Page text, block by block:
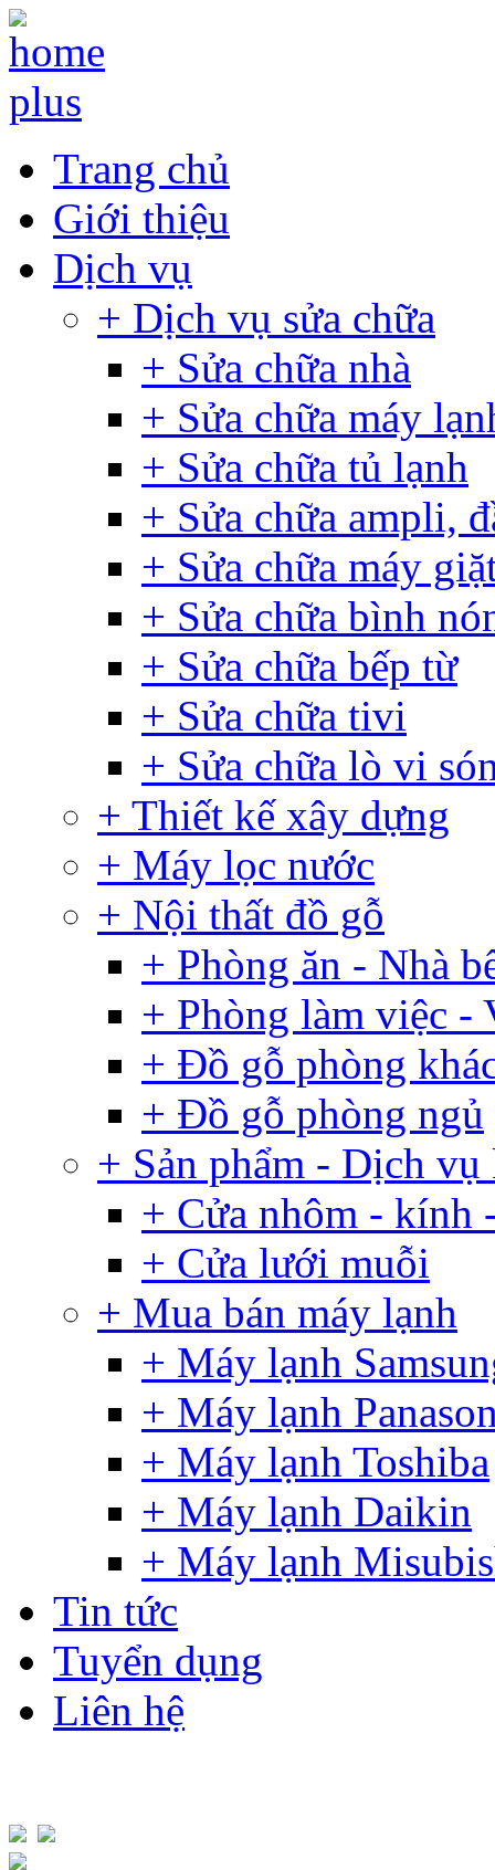
Trang chủ
Giới thiệu
Dịch vụ
+ Dịch vụ sửa chữa
+ Sửa chữa nhà
+ Sửa chữa máy
+ Sửa chữa tủ lạnh
+ Sửa chữa ampli,
+ Sửa chữa máy
+ Sửa chữa bình
+ Sửa chữa bếp từ
+ Sửa chữa tivi
+ Sửa chữa lò vi
+ Thiết kế xây dựng
+ Máy lọc nước
+ Nội thất đồ gỗ
+ Phòng ăn - Nhà
+ Phòng làm việc -
+ Đồ gỗ phòng
+ Đồ gỗ phòng ngủ
+ Sản phẩm - Dịch vụ
+ Cửa nhôm - kính
+ Cửa lưới muỗi
+ Mua bán máy lạnh
+ Máy lạnh
+ Máy lạnh
+ Máy lạnh Toshiba
+ Máy lạnh Daikin
+ Máy lạnh
Tin tức
Tuyển dụng
Liên hệ